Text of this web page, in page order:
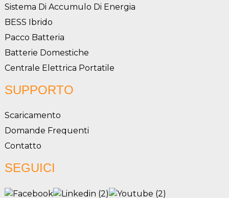
Sistema Di Accumulo Di Energia
BESS Ibrido
Pacco Batteria
Batterie Domestiche
Centrale Elettrica Portatile
SUPPORTO
Scaricamento
Domande Frequenti
Contatto
SEGUICI